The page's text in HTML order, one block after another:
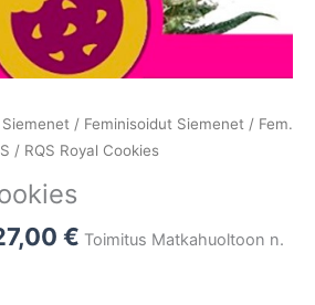
/ Feminisoidut Siemenet / Fem.
/ RQS Royal Cookies
€ Toimitus Matkahuoltoon n.